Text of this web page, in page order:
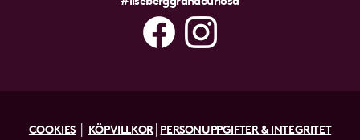
COOKIES│ KÖPVILLKOR│ PERSONUPPGIFTER & INTEGRITET